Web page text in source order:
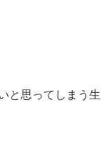
と思ってしまう生